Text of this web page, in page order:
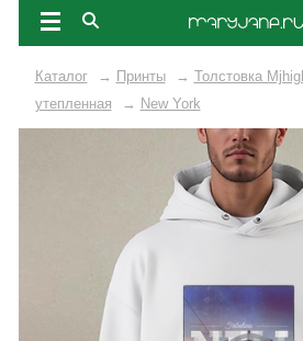
Каталог → Принты → Толстовка
утепленная
→ New York